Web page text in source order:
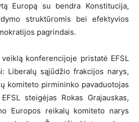
Europą su bendra Konstitucija,
struktūromis bei efektyvios
pagrindais.
konferencijoje pristatė EFSL
Liberalų sąjūdžio frakcijos narys,
komiteto pirmininko pavaduotojas
steigėjas Rokas Grajauskas,
Europos reikalų komiteto narys